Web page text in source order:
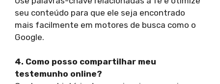
seu conteúdo para que ele seja encontrado
mais facilmente em motores de busca como o
Google.
4. Como posso compartilhar meu
testemunho online?